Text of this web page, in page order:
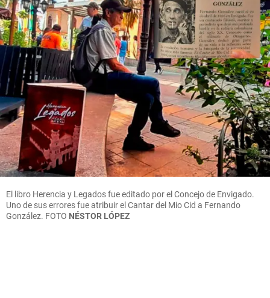
El libro Herencia y Legados fue editado por el Concejo de Envigado.
Uno de sus errores fue atribuir el Cantar del Mio Cid a Fernando
González. FOTO NÉSTOR LÓPEZ